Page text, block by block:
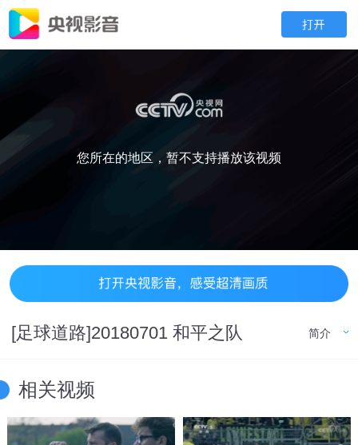
您所在的地区，暂不支持播放该视频
[足球道路]20180701 和平之队 简介
相关视频